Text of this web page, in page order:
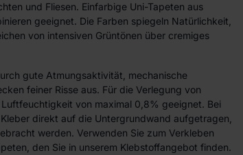
und Fliesen. Einfarbige Uni-Tapeten aus
geeignet. Die Farben spiegeln Natürlichkeit,
von intensiven Grüntönen über cremiges
gute Atmungsaktivität, mechanische
feiner Risse aus. Für die Verlegung von
von maximal 0,8% geeignet. Bei
direkt auf die Untergrundwand aufgetragen,
werden. Verwenden Sie zum Verkleben
den Sie in unserem Klebstoffangebot finden.